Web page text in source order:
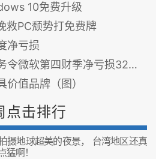
10免费升级
救PC颓势打免费牌
净亏损
微软第四财季净亏损32亿美元
价值品牌（图）
点击排行
摄地球超美的夜景， 台湾地区还真
猛啊！